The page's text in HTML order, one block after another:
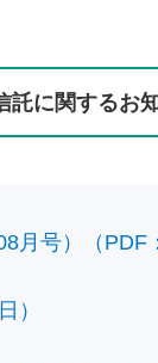
託に関するお
月号）（PDF
）